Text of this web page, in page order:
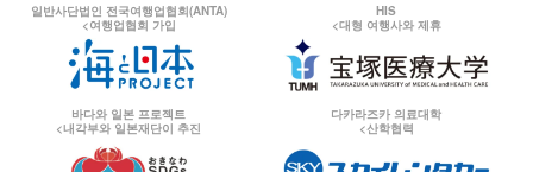
일반사단법인 전국여행업협회(ANTA)
<여행업협회 가입
HIS
<대형 여행사와 제휴
바다와 일본 프로젝트
<내각부와 일본재단이 추진
다카라즈카 의료대학
<산학협력